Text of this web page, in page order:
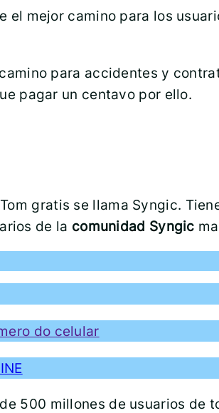
el mejor camino para los
para accidentes y
pagar un centavo por ello.
gratis se llama Syngic.
de la comunidad Syngic
do celular
500 millones de usuarios de